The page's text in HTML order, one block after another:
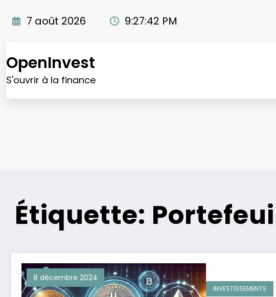
7 août 2026 9:27:43 PM
OpenInvest
S'ouvrir à la finance
Étiquette:
8 décembre 2024
INVESTISSEMENTS